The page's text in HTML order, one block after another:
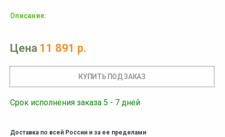
Описание:
Цена 11 891 р.
Срок исполнения заказа 5 - 7 дней
Доставка по всей России и за ее пределами